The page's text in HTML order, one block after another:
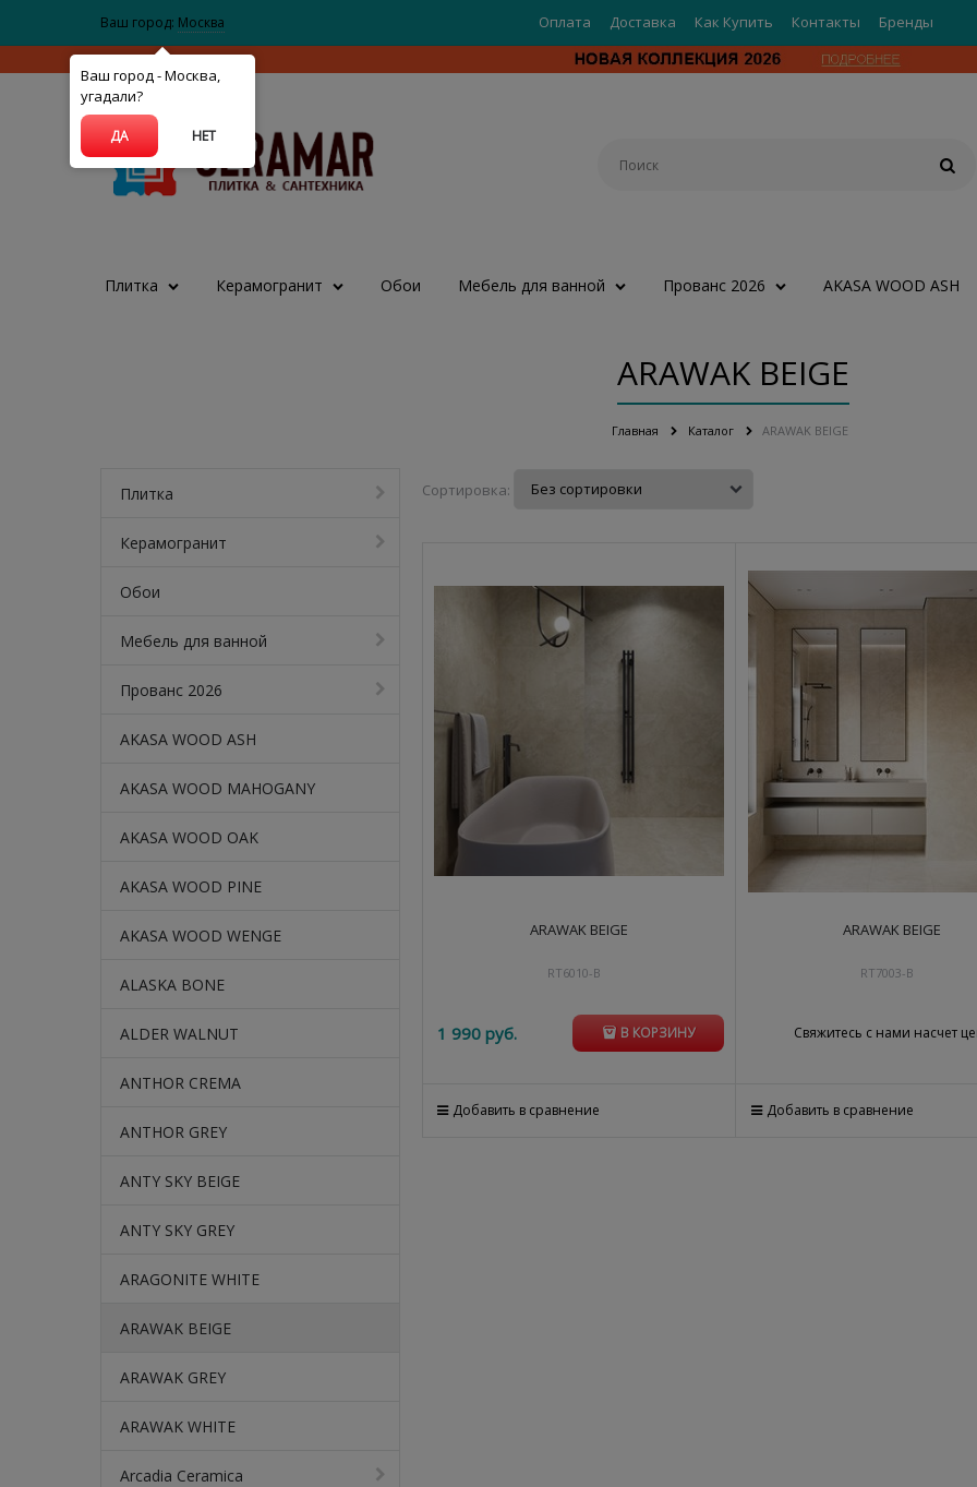
Ваш город: Москва Оплата Доставка Как Купить Контакты Бренды
Плитка Керамогранит Обои Мебель для ванной Прованс 2026 AKASA WOOD ASH
ARAWAK BEIGE
Главная Каталог ARAWAK BEIGE
Плитка
Керамогранит
Обои
Мебель для ванной
Прованс 2026
AKASA WOOD ASH
AKASA WOOD MAHOGANY
AKASA WOOD OAK
AKASA WOOD PINE
AKASA WOOD WENGE
ALASKA BONE
ALDER WALNUT
ANTHOR CREMA
ANTHOR GREY
ANTY SKY BEIGE
ANTY SKY GREY
ARAGONITE WHITE
ARAWAK BEIGE
ARAWAK GREY
ARAWAK WHITE
Arcadia Ceramica
Сортировка:
ARAWAK BEIGE
RT6010-B
1 990 руб. В КОРЗИНУ
Добавить в сравнение
ARAWAK BEIGE
RT7003-B
Свяжитесь с нами насчет
Добавить в сравнение
Ваш город - Москва,
угадали?
ДА НЕТ